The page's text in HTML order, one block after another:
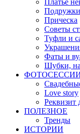
Платье
Прическа
Советы
Туфли и
Фаты и
Шубки,
Love story
Реквизит
ПОЛЕЗНОЕ
Тренды
ИСТОРИИ